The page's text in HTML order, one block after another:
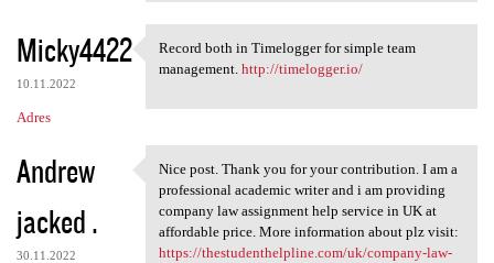
Micky4422
10.11.2022
Adres
Record both in Timelogger for
Record both in Timelogger for simple team
management. http://timelogger.io/
Andrew
jacked .
30.11.2022
Nice post. Thank you for your
Nice post. Thank you for your contribution. I am a
professional academic writer and i am providing
company law assignment help service in UK at
affordable price. More information about plz visit:
https://thestudenthelpline.com/uk/company-law-